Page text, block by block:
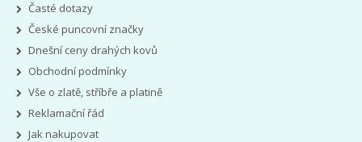
Časté dotazy
České puncovní značky
Dnešní ceny drahých kovů
Obchodní podmínky
Vše o zlatě, stříbře a platině
Reklamační řád
Jak nakupovat